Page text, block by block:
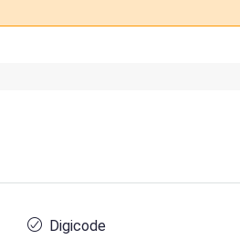
Digicode